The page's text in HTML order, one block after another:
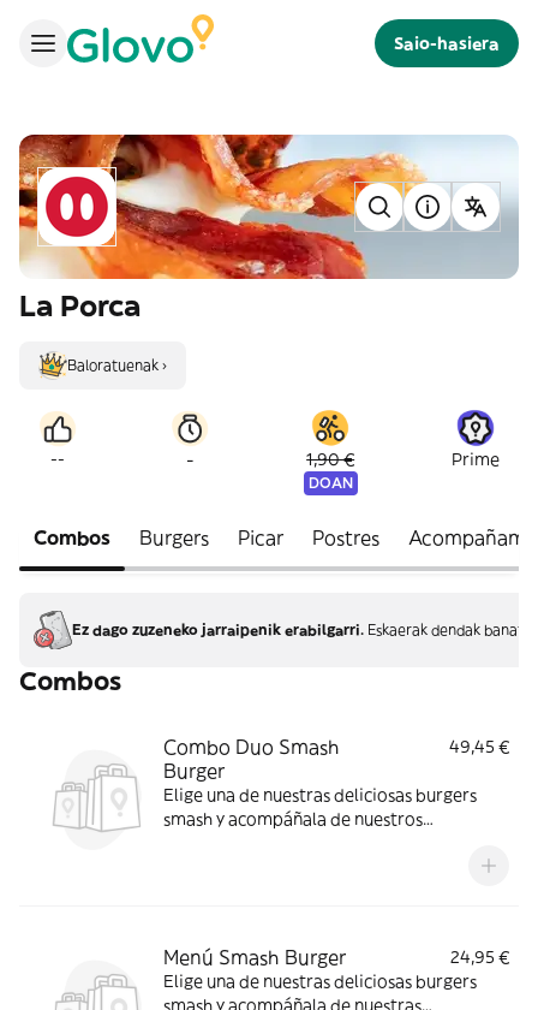
Saio-hasiera
La Porca
Baloratuenak ›
-- - 1,90 €
DOAN
Prime
Combos Burgers Picar Postres
Ez dago zuzeneko jarraipenik erabilgarri. Eskaerak dendak
Combos
Combo Duo Smash
Burger
49,45 €
Elige una de nuestras deliciosas burgers
smash y acompáñala de nuestros
Menú Smash Burger
24,95 €
Elige una de nuestras deliciosas burgers
smash y acompáñala de nuestras